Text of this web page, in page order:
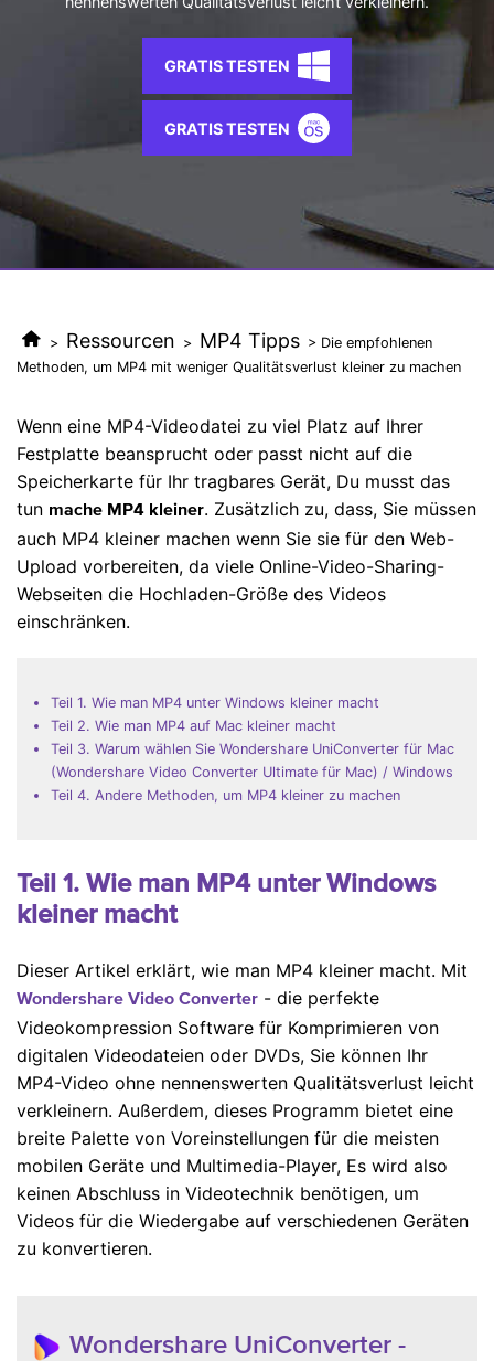
Ändern Sie den Videohintergrund
AI
Kameranutzer
Soziale Medien
Mac-Benutzer
WEITERE TIPPS
Eine vollständige Liste der unterstützten Formate, Geräte
Updates von UniConverter
Ihr bester Video Converter
Der umfassende, verlustfreie und sichere Video Converter
mit hoher Geschwindigkeit.
JETZT KAUFEN Anmelden
GRATIS TESTEN
GRATIS TESTEN
> Ressourcen > MP4 Tipps > Die empfohlenen
Methoden, um MP4 mit weniger Qualitätsverlust kleiner zu machen
Wenn eine MP4-Videodatei zu viel Platz auf Ihrer
Festplatte beansprucht oder passt nicht auf die
Speicherkarte für Ihr tragbares Gerät, Du musst das
tun mache MP4 kleiner. Zusätzlich zu, dass, Sie müssen
auch MP4 kleiner machen wenn Sie sie für den Web-
Upload vorbereiten, da viele Online-Video-Sharing-
Webseiten die Hochladen-Größe des Videos
einschränken.
Teil 1. Wie man MP4 unter Windows kleiner macht
Teil 2. Wie man MP4 auf Mac kleiner macht
Teil 3. Warum wählen Sie Wondershare UniConverter für Mac
(Wondershare Video Converter Ultimate für Mac) / Windows
Teil 4. Andere Methoden, um MP4 kleiner zu machen
Teil 1. Wie man MP4 unter Windows
kleiner macht
Dieser Artikel erklärt, wie man MP4 kleiner macht. Mit
Wondershare Video Converter - die perfekte
Videokompression Software für Komprimieren von
digitalen Videodateien oder DVDs, Sie können Ihr
MP4-Video ohne nennenswerten Qualitätsverlust leicht
verkleinern. Außerdem, dieses Programm bietet eine
breite Palette von Voreinstellungen für die meisten
mobilen Geräte und Multimedia-Player, Es wird also
keinen Abschluss in Videotechnik benötigen, um
Videos für die Wiedergabe auf verschiedenen Geräten
zu konvertieren.
Wondershare UniConverter -